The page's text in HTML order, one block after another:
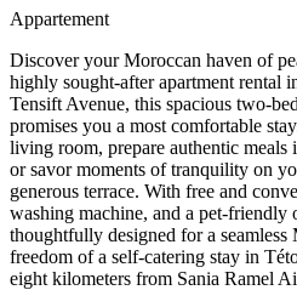
Appartement
Discover your Moroccan haven of
highly sought-after apartment rental
Tensift Avenue, this spacious two-
promises you a most comfortable
living room, prepare authentic
or savor moments of tranquility on
generous terrace. With free and
washing machine, and a pet-friendly
thoughtfully designed for a
freedom of a self-catering stay in
eight kilometers from Sania Ramel